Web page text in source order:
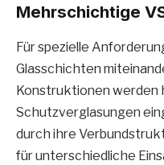
Mehrschichtige
Für spezielle
Glasschichten
Konstruktionen werden
Schutzverglasungen
durch ihre
für unterschiedliche